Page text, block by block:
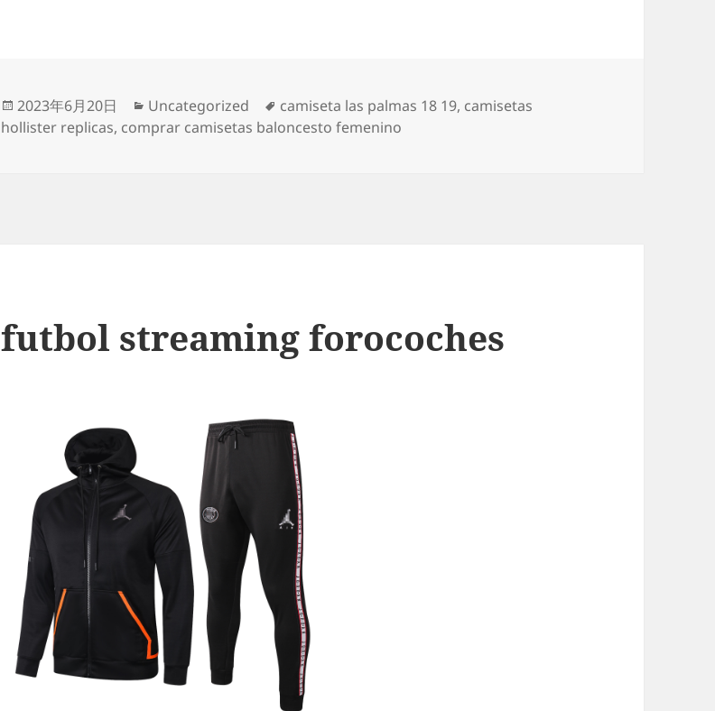
Publicado
el
2023年6月20日 Categorías
Uncategorized Etiquetas
camiseta las palmas 18 19, camisetas
hollister replicas, comprar camisetas baloncesto femenino
futbol streaming forocoches